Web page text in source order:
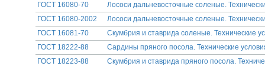
ГОСТ 16080-70
Лососи дальневосточные соленые.
ГОСТ 16080-2002
Лососи дальневосточные соленые.
ГОСТ 16081-70
Скумбрия и ставрида соленые. Технические
ГОСТ 18222-88
Сардины пряного посола. Технические
ГОСТ 18223-88
Скумбрия и ставрида пряного посола.